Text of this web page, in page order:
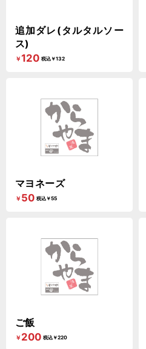
追加ダレ(タルタルソー
ス)
￥120 税込￥132
マヨネーズ
￥ 50 税込￥55
ご飯
￥ 200 税込￥220